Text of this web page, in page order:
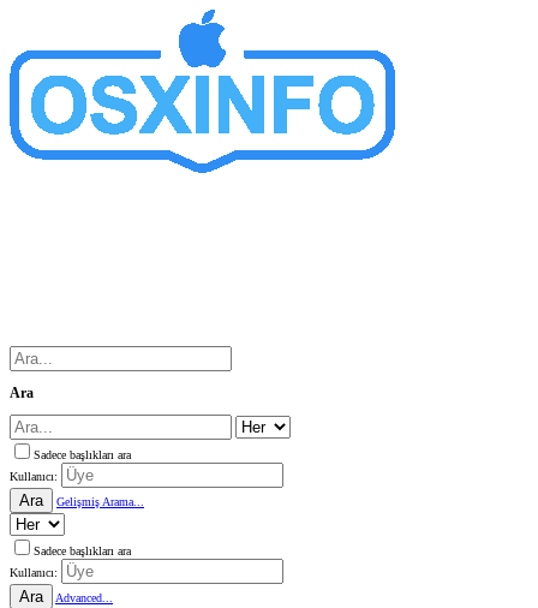
Ara
Sadece başlıkları ara
Kullanıcı:
Ara Gelişmiş Arama...
Sadece başlıkları ara
Kullanıcı:
Ara
Advanced...